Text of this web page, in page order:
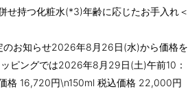
せ持つ化粧水(*3)年齢に応じたお手入れ＜
のお知らせ2026年8月26日(水)から価格を
ピングでは2026年8月29日(土)午前10：
格 16,720円\n150ml 税込価格 22,000円